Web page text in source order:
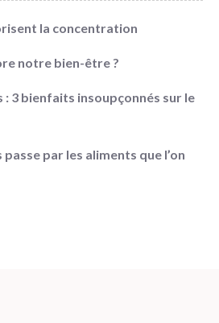
la concentration
notre bien-être ?
3 bienfaits insoupçonnés sur le
par les aliments que l’on